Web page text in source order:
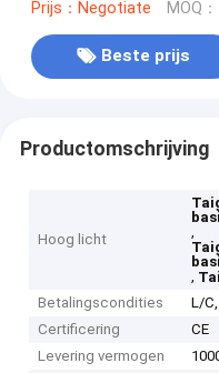
Prijs：Negotiate MOQ
Beste prijs
Productomschrijving
Hoog licht
,
,
Betalingscondities
L/
Certificering
CE
Levering vermogen